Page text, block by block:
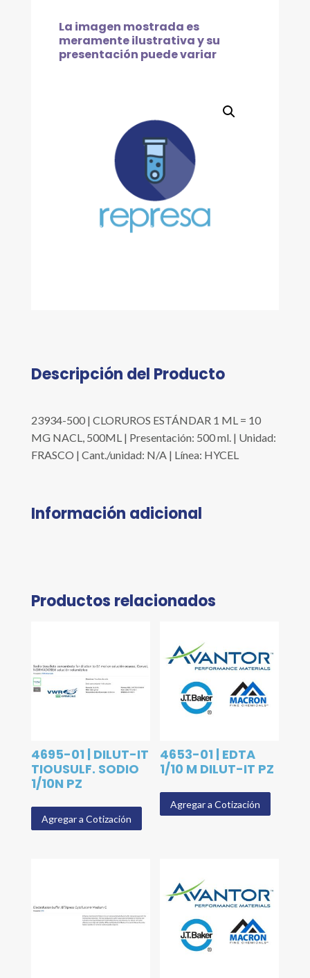
cantidad
La imagen mostrada es
meramente ilustrativa y su
presentación puede variar
Descripción del Producto
23934-500 | CLORUROS ESTÁNDAR 1 ML = 10
MG NACL, 500ML | Presentación: 500 ml. | Unidad:
FRASCO | Cant./unidad: N/A | Línea: HYCEL
Información adicional
Productos relacionados
4695-01 | DILUT-IT
TIOUSULF. SODIO
1/10N PZ
Agregar a Cotización
4653-01 | EDTA
1/10 M DILUT-IT PZ
Agregar a Cotización